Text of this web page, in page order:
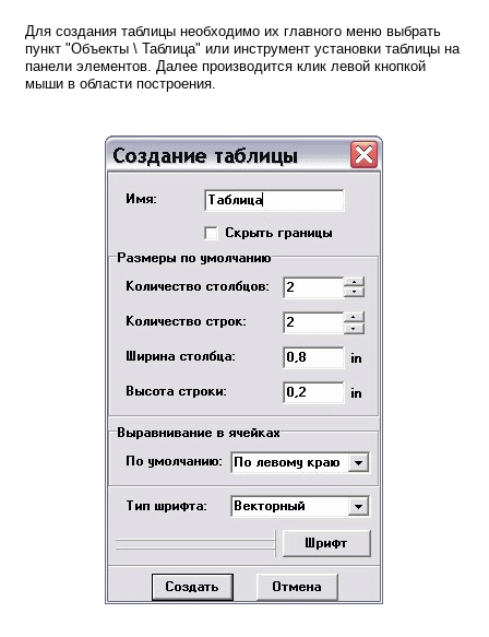
Для создания таблицы необходимо их главного меню выбрать
пункт "Объекты \ Таблица" или инструмент установки таблицы на
панели элементов. Далее производится клик левой кнопкой
мыши в области построения.